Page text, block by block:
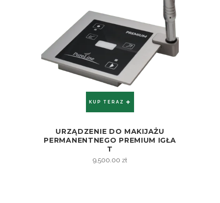
ZOBACZ
KUP TERAZ
URZĄDZENIE DO MAKIJAŻU
PERMANENTNEGO PREMIUM IGŁA
T
9,500.00 zł